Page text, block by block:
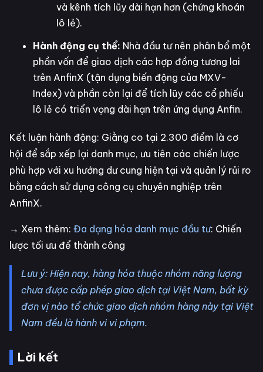
và kênh tích lũy dài hạn hơn (chứng khoán
lô lẻ).
Hành động cụ thể: Nhà đầu tư nên phân bổ một
phần vốn để giao dịch các hợp đồng tương lai
trên AnfinX (tận dụng biến động của MXV-
Index) và phần còn lại để tích lũy các cổ phiếu
lô lẻ có triển vọng dài hạn trên ứng dụng Anfin.
Kết luận hành động: Giằng co tại 2.300 điểm là cơ
hội để sắp xếp lại danh mục, ưu tiên các chiến lược
phù hợp với xu hướng dư cung hiện tại và quản lý rủi ro
bằng cách sử dụng công cụ chuyên nghiệp trên
AnfinX.
→ Xem thêm: Đa dạng hóa danh mục đầu tư: Chiến
lược tối ưu để thành công
Lưu ý: Hiện nay, hàng hóa thuộc nhóm năng lượng
chưa được cấp phép giao dịch tại Việt Nam, bất kỳ
đơn vị nào tổ chức giao dịch nhóm hàng này tại Việt
Nam đều là hành vi vi phạm.
Lời kết